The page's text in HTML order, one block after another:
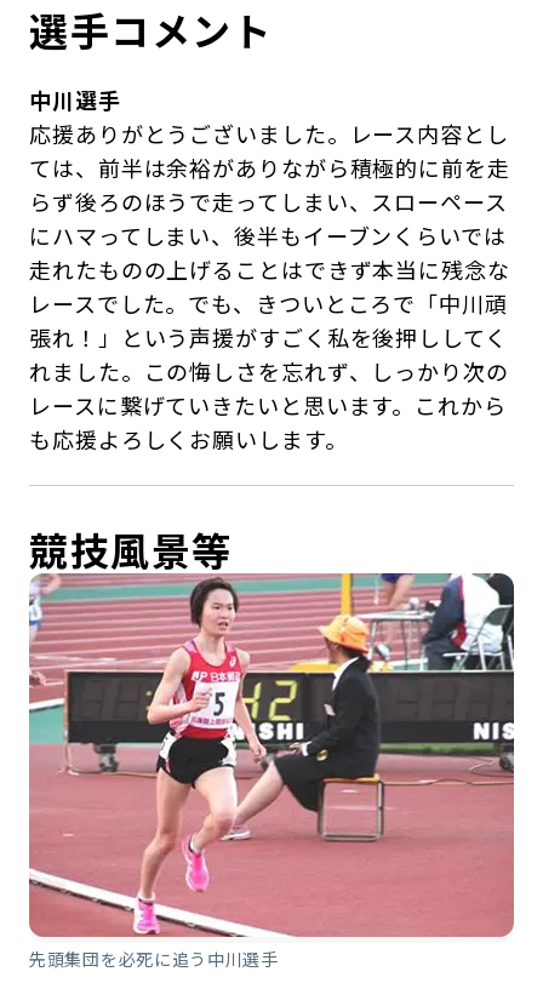
選手コメント
中川選手
応援ありがとうございました。レース内容とし
ては、前半は余裕がありながら積極的に前を走
らず後ろのほうで走ってしまい、スローペース
にハマってしまい、後半もイーブンくらいでは
走れたものの上げることはできず本当に残念な
レースでした。でも、きついところで「中川頑
張れ！」という声援がすごく私を後押ししてく
れました。この悔しさを忘れず、しっかり次の
レースに繋げていきたいと思います。これから
も応援よろしくお願いします。
競技風景等
先頭集団を必死に追う中川選手